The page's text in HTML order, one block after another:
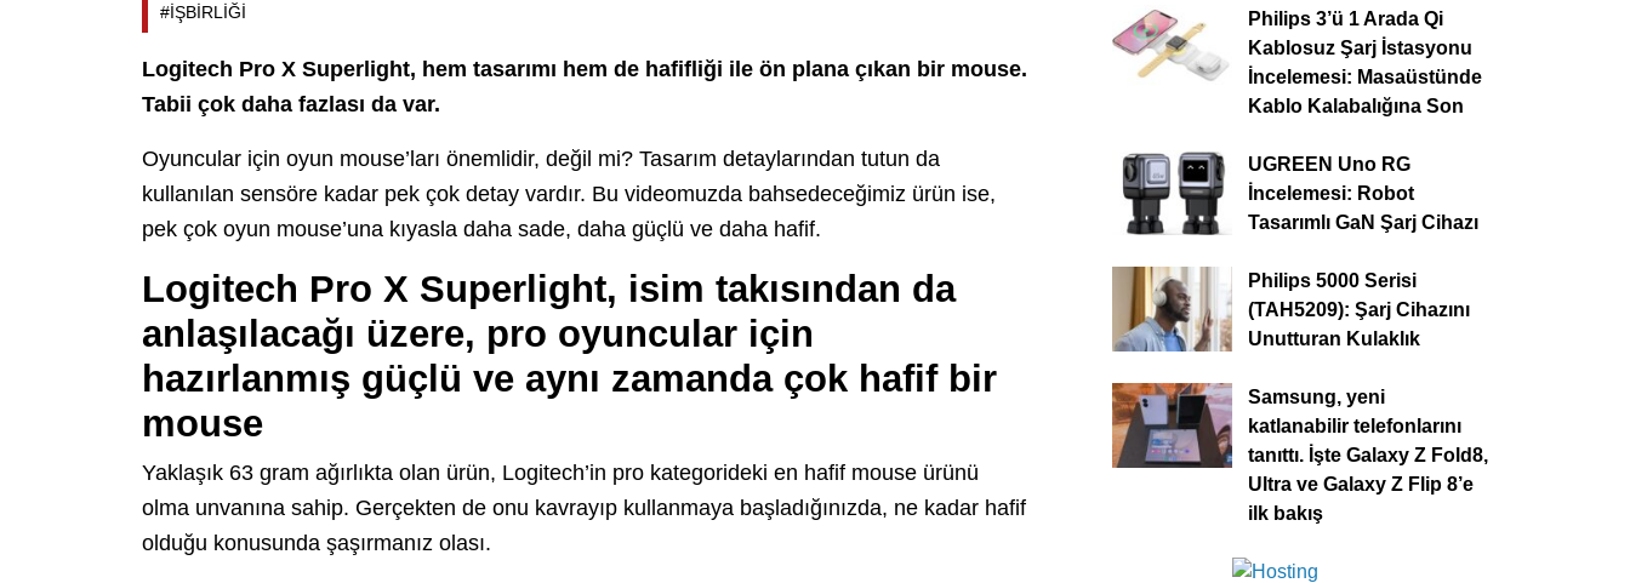
#İŞBİRLİĞİ
Logitech Pro X Superlight, hem tasarımı hem de hafifliği ile ön plana çıkan bir mouse.
Tabii çok daha fazlası da var.
Oyuncular için oyun mouse’ları önemlidir, değil mi? Tasarım detaylarından tutun da
kullanılan sensöre kadar pek çok detay vardır. Bu videomuzda bahsedeceğimiz ürün ise,
pek çok oyun mouse’una kıyasla daha sade, daha güçlü ve daha hafif.
Logitech Pro X Superlight, isim takısından da
anlaşılacağı üzere, pro oyuncular için
hazırlanmış güçlü ve aynı zamanda çok hafif bir
mouse
Yaklaşık 63 gram ağırlıkta olan ürün, Logitech’in pro kategorideki en hafif mouse ürünü
olma unvanına sahip. Gerçekten de onu kavrayıp kullanmaya başladığınızda, ne kadar hafif
olduğu konusunda şaşırmanız olası.
Philips 3’ü 1 Arada Qi
Kablosuz Şarj İstasyonu
İncelemesi: Masaüstünde
Kablo Kalabalığına Son
UGREEN Uno RG
İncelemesi: Robot
Tasarımlı GaN Şarj Cihazı
Philips 5000 Serisi
(TAH5209): Şarj Cihazını
Unutturan Kulaklık
Samsung, yeni
katlanabilir telefonlarını
tanıttı. İşte Galaxy Z Fold8,
Ultra ve Galaxy Z Flip 8’e
ilk bakış